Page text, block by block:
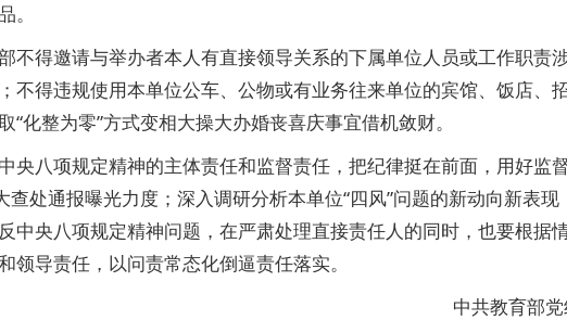
。
得邀请与举办者本人有直接领导关系的下属单位人员或工作职责
不得违规使用本单位公车、公物或有业务往来单位的宾馆、饭店、
化整为零”方式变相大操大办婚丧喜庆事宜借机敛财。
八项规定精神的主体责任和监督责任，把纪律挺在前面，用好监
处通报曝光力度；深入调研分析本单位“四风”问题的新动向新表现
央八项规定精神问题，在严肃处理直接责任人的同时，也要根据
导责任，以问责常态化倒逼责任落实。
中共教育部党